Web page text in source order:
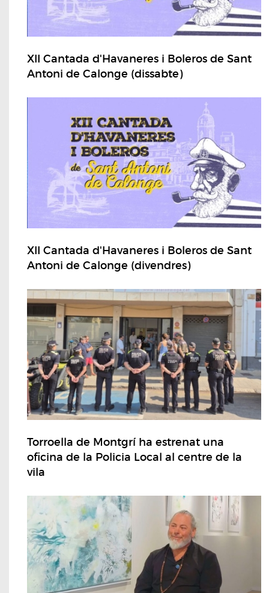
XII Cantada d'Havaneres i Boleros de Sant
Antoni de Calonge (dissabte)
XII Cantada d'Havaneres i Boleros de Sant
Antoni de Calonge (divendres)
Torroella de Montgrí ha estrenat una
oficina de la Policia Local al centre de la
vila